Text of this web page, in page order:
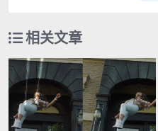
相关文章